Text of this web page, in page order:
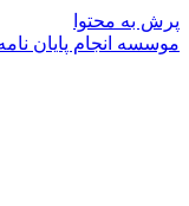
پرش به محتوا
موسسه انجام پایان